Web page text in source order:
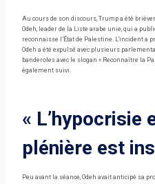
Au cours de son discours, Trump a été
Odeh, leader de la Liste arabe unie, qui a
reconnaisse l’État de Palestine. L'incident a
Odeh a été expulsé avec plusieurs
banderoles avec le slogan « Reconnaître la
également suivi.
« L’hypocrisie
plénière est
Peu avant la séance, Odeh avait anticipé sa